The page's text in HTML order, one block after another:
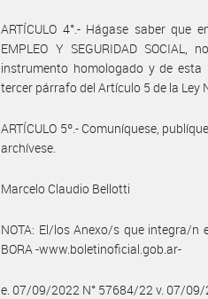
ARTÍCULO 4°.- Hágase saber que
EMPLEO Y SEGURIDAD
instrumento homologado y de esta
tercer párrafo del Artículo 5 de la Ley
ARTÍCULO 5º.- Comuníquese,
archívese.
Marcelo Claudio Bellotti
NOTA: El/los Anexo/s que integra/n
BORA -www.boletinoficial.gob.ar-
e. 07/09/2022 N° 57684/22 v. 07/